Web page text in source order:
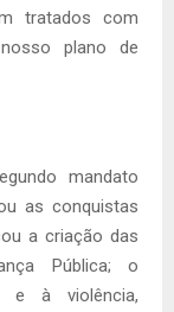
tratados com
plano de
mandato
as conquistas
a criação das
Pública; o
e à violência,